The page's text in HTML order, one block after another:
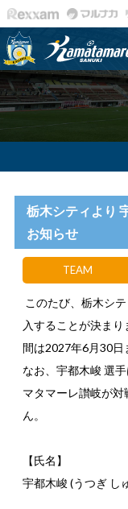
栃木シティより
お知らせ
TEAM
このたび、栃木シ
入することが決ま
間は2027年6月30日
なお、宇都木峻 選
マタマーレ讃岐が
ん。
【氏名】
宇都木峻 (うつぎ し